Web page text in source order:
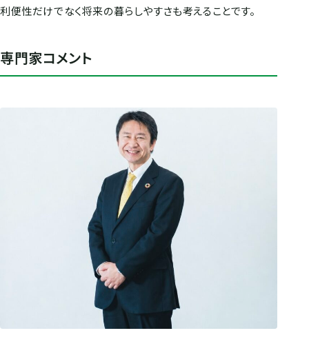
利便性だけでなく将来の暮らしやすさも考えることです。
専門家コメント